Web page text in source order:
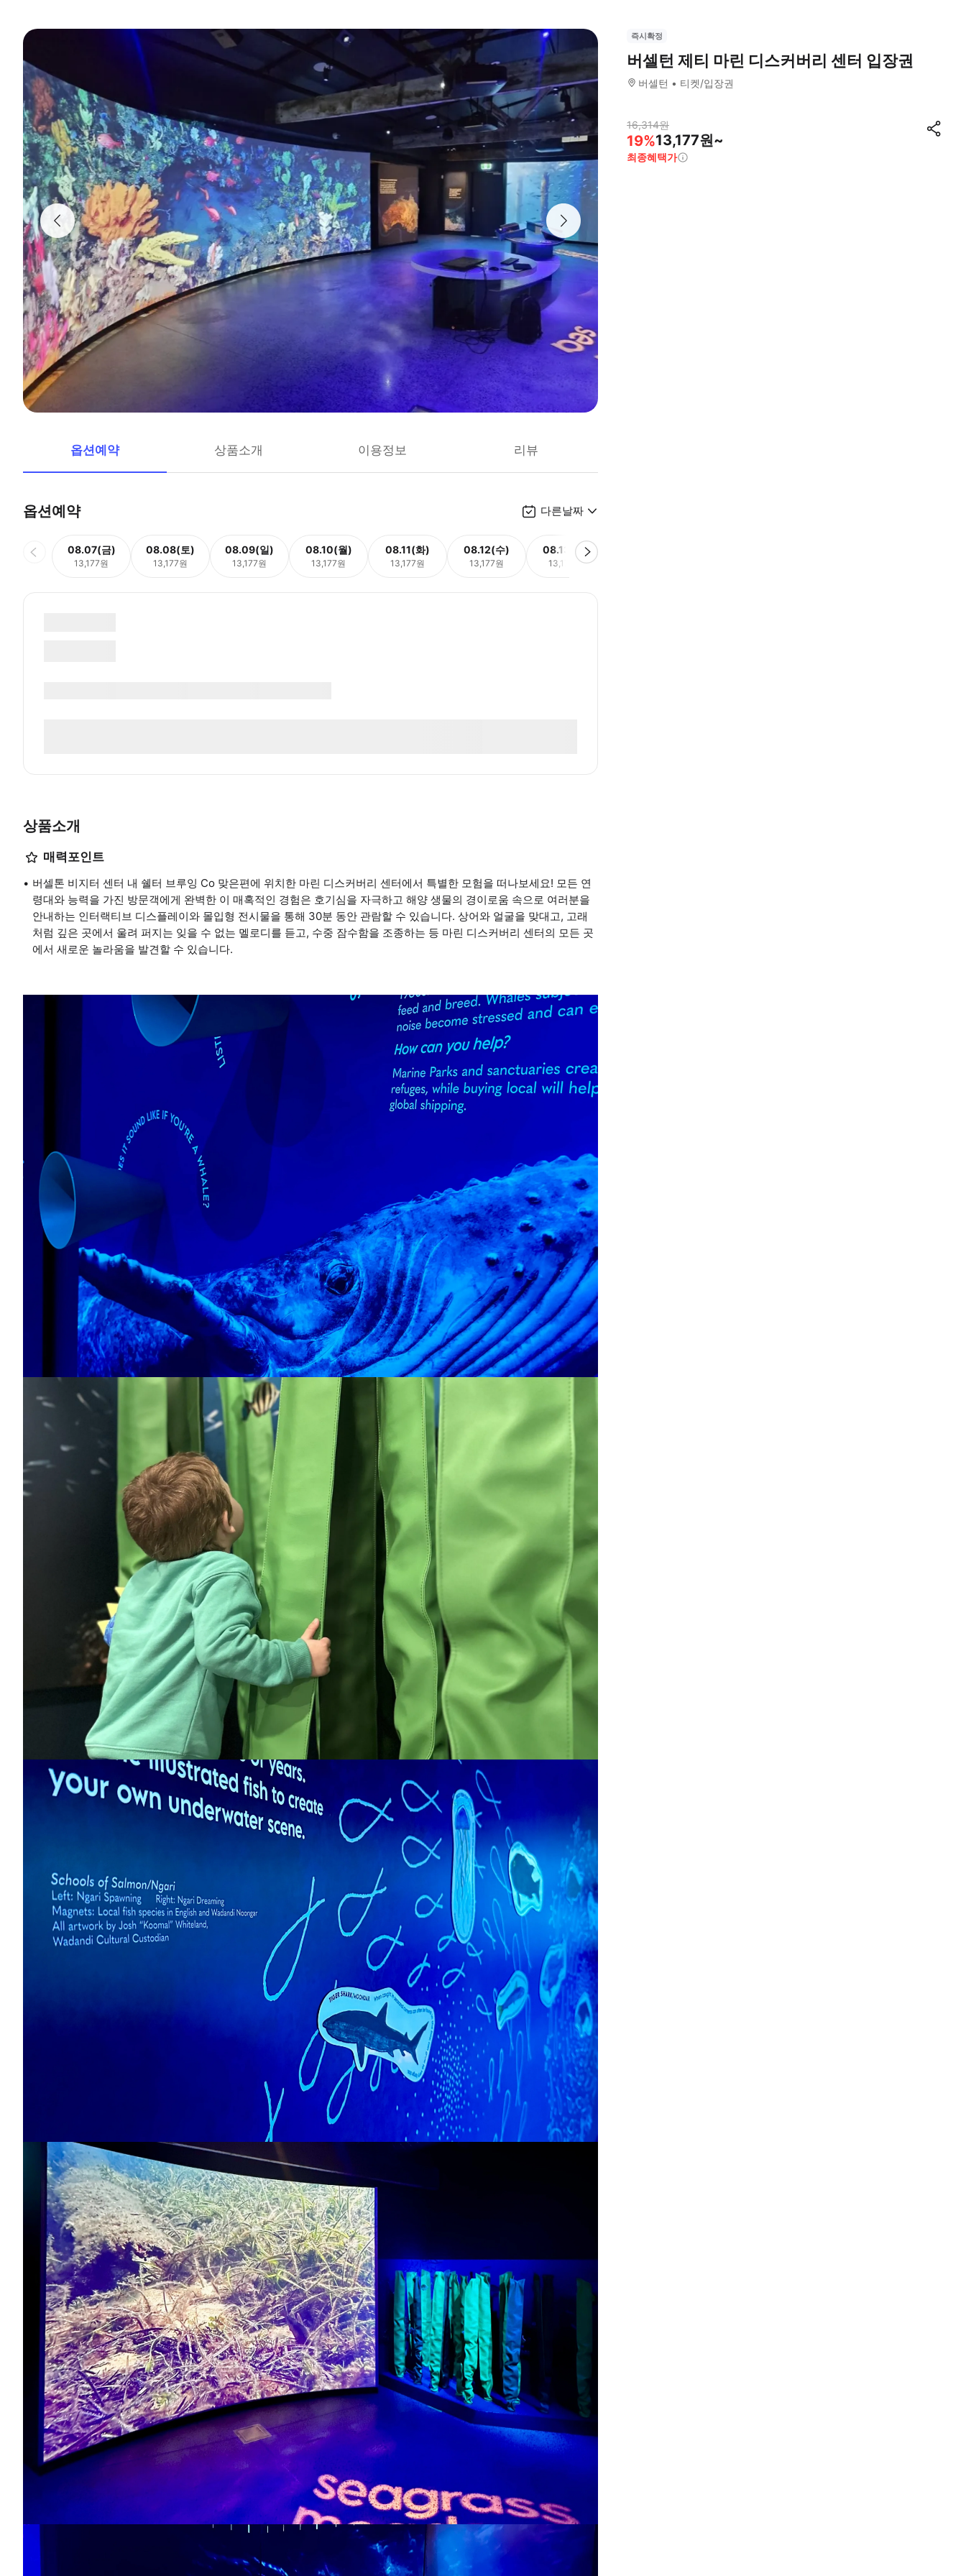
옵션예약 상품소개 이용정보 리뷰
옵션예약 다른날짜
08.07(금)
13,177원
08.08(토)
13,177원
08.09(일)
13,177원
08.10(월)
13,177원
08.11(화)
13,177원
08.12(수)
13,177원
08.13(목)
13,177원
상품소개
매력포인트
버셀톤 비지터 센터 내 쉘터 브루잉 Co 맞은편에 위치한 마린 디스커버리 센터에서 특별한 모험을 떠나보세요! 모든 연
령대와 능력을 가진 방문객에게 완벽한 이 매혹적인 경험은 호기심을 자극하고 해양 생물의 경이로움 속으로 여러분을
안내하는 인터랙티브 디스플레이와 몰입형 전시물을 통해 30분 동안 관람할 수 있습니다. 상어와 얼굴을 맞대고, 고래
처럼 깊은 곳에서 울려 퍼지는 잊을 수 없는 멜로디를 듣고, 수중 잠수함을 조종하는 등 마린 디스커버리 센터의 모든 곳
에서 새로운 놀라움을 발견할 수 있습니다.
즉시확정
버셀턴 제티 마린 디스커버리 센터 입장권
버셀턴 티켓/입장권
16,314원
19%13,177원~
최종혜택가